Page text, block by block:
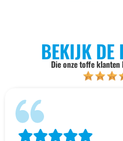
BEKIJK DE
Die onze toffe klanten